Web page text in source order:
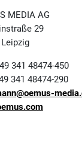
MEDIA AG
29
341 48474-450
341 48474-290